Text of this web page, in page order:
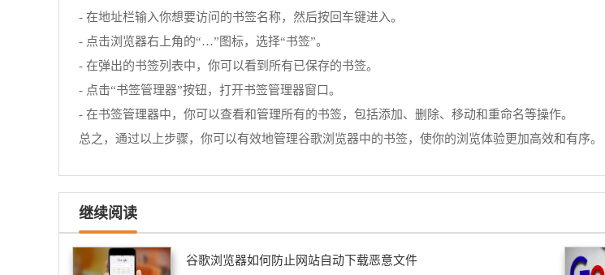
- 在地址栏输入你想要访问的书签名称，然后按回车键进入。
- 点击浏览器右上角的“…”图标，选择“书签”。
- 在弹出的书签列表中，你可以看到所有已保存的书签。
- 点击“书签管理器”按钮，打开书签管理器窗口。
- 在书签管理器中，你可以查看和管理所有的书签，包括添加、删除、移动和重命名等操作。
总之，通过以上步骤，你可以有效地管理谷歌浏览器中的书签，使你的浏览体验更加高效和有序。
继续阅读
谷歌浏览器如何防止网站自动下载恶意文件